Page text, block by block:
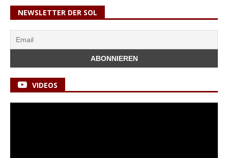
NEWSLETTER DER SOL
VIDEOS